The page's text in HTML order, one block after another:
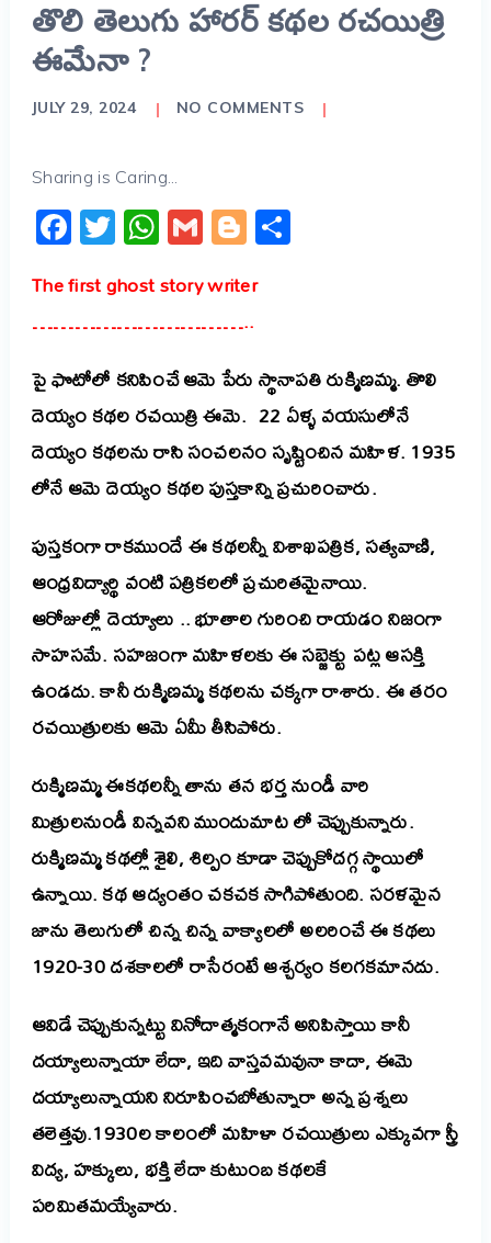
తొలి తెలుగు హారర్ కథల రచయిత్రి
ఈమేనా ?
JULY 29, 2024 NO COMMENTS
Sharing is Caring...
Facebook
Twitter
WhatsApp
GmailBlogger
Share
The first ghost story writer
…………………………..
పై ఫొటోలో కనిపించే ఆమె పేరు స్థానాపతి రుక్మిణమ్మ. తొలి
దెయ్యం కథల రచయిత్రి ఈమె. 22 ఏళ్ళ వయసులోనే
దెయ్యం కథలను రాసి సంచలనం సృష్టించిన మహిళ. 1935
లోనే ఆమె దెయ్యం కథల పుస్తకాన్ని ప్రచురించారు.
పుస్తకంగా రాకముందే ఈ కథలన్నీ విశాఖపత్రిక, సత్యవాణి,
ఆంధ్రవిద్యార్థి వంటి పత్రికలలో ప్రచురితమైనాయి.
ఆరోజుల్లో దెయ్యాలు .. భూతాల గురించి రాయడం నిజంగా
సాహసమే. సహజంగా మహిళలకు ఈ సబ్జెక్టు పట్ల ఆసక్తి
ఉండదు. కానీ రుక్మిణమ్మ కథలను చక్కగా రాశారు. ఈ తరం
రచయిత్రులకు ఆమె ఏమీ తీసిపోరు.
రుక్మిణమ్మ ఈకథలన్నీ తాను తన భర్త నుండీ వారి
మిత్రులనుండీ విన్నవని ముందుమాట లో చెప్పుకున్నారు.
రుక్మిణమ్మ కథల్లో శైలి, శిల్పం కూడా చెప్పుకోదగ్గ స్థాయిలో
ఉన్నాయి. కథ ఆద్యంతం చకచక సాగిపోతుంది. సరళమైన
జాను తెలుగులో చిన్న చిన్న వాక్యాలలో అలరించే ఈ కథలు
1920-30 దశకాలలో రాసేరంటే ఆశ్చర్యం కలగకమానదు.
ఆవిడే చెప్పుకున్నట్టు వినోదాత్మకంగానే అనిపిస్తాయి కానీ
దయ్యాలున్నాయా లేదా, ఇది వాస్తవమవునా కాదా, ఈమె
దయ్యాలున్నాయని నిరూపించబోతున్నారా అన్న ప్రశ్నలు
తలెత్తవు.1930ల కాలంలో మహిళా రచయిత్రులు ఎక్కువగా స్త్రీ
విద్య, హక్కులు, భక్తి లేదా కుటుంబ కథలకే
పరిమితమయ్యేవారు.